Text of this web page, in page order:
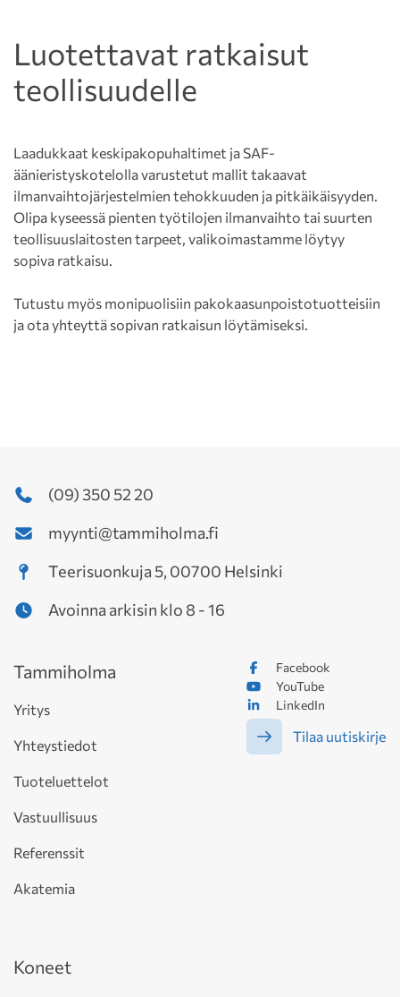
Luotettavat ratkaisut
teollisuudelle
Laadukkaat keskipakopuhaltimet ja SAF-
äänieristyskotelolla varustetut mallit takaavat
ilmanvaihtojärjestelmien tehokkuuden ja pitkäikäisyyden.
Olipa kyseessä pienten työtilojen ilmanvaihto tai suurten
teollisuuslaitosten tarpeet, valikoimastamme löytyy
sopiva ratkaisu.
Tutustu myös monipuolisiin pakokaasunpoistotuotteisiin
ja ota yhteyttä sopivan ratkaisun löytämiseksi.
(09) 350 52 20
myynti@tammiholma.fi
Teerisuonkuja 5, 00700 Helsinki
Avoinna arkisin klo 8 - 16
Facebook
YouTube
LinkedIn
Tilaa uutiskirje
Tammiholma
Yritys
Yhteystiedot
Tuoteluettelot
Vastuullisuus
Referenssit
Akatemia
Koneet